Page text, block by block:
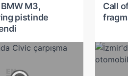
M3,
pistinde
Call